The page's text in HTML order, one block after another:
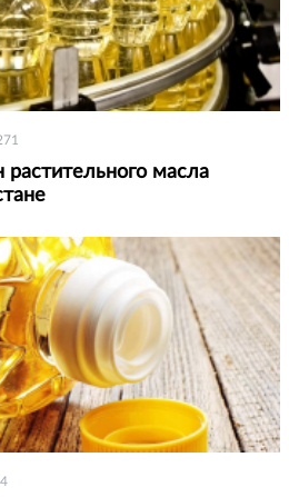
растительного масла